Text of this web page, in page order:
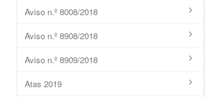
Aviso n.º 8008/2018
Aviso n.º 8908/2018
Aviso n.º 8909/2018
Atas 2019